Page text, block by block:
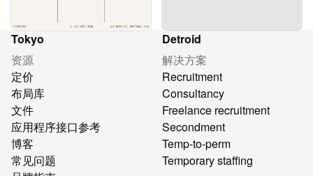
Tokyo
Detroid
资源
定价
布局库
文件
应用程序接口参考
博客
常见问题
解决方案
Recruitment
Consultancy
Freelance recruitment
Secondment
Temp-to-perm
Temporary staffing